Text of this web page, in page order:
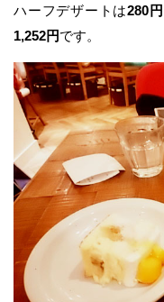
ハーフデザートは280円
1,252円です。